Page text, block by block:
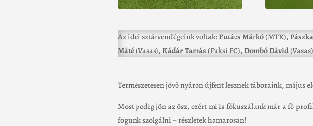
Az idei sztárvendégeink voltak:Futács Márkó(MTK),
Máté(Vasas),Kádár Tamás (Paksi FC),Dombó Dávid(Vasas)
Természetesen jövő nyáron újfent lesznek táboraink, május
Most pedig jön az ősz, ezért mi is fókuszálunk már a fő
fogunk szolgálni – részletek hamarosan!